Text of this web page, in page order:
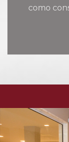
como